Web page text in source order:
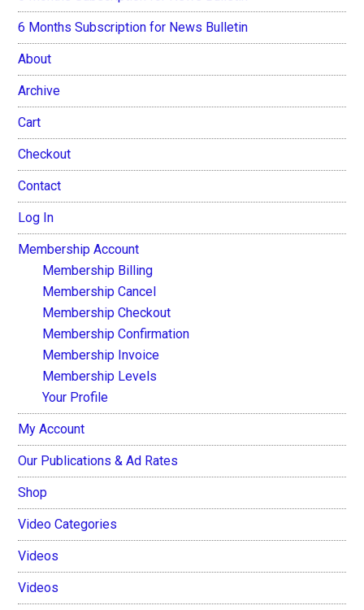
6 Months Subscription for News Bulletin
About
Archive
Cart
Checkout
Contact
Log In
Membership Account
Membership Billing
Membership Cancel
Membership Checkout
Membership Confirmation
Membership Invoice
Membership Levels
Your Profile
My Account
Our Publications & Ad Rates
Shop
Video Categories
Videos
Videos